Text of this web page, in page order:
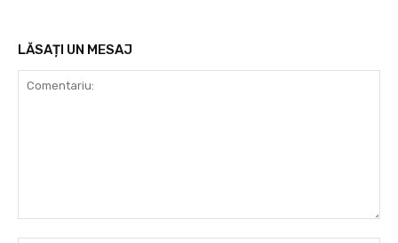
LĂSAȚI UN MESAJ